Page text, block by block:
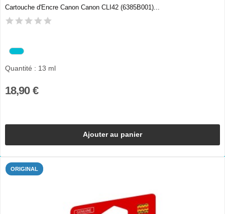
Cartouche d'Encre Canon Canon CLI42 (6385B001)...
Quantité : 13 ml
18,90 €
Ajouter au panier
ORIGINAL